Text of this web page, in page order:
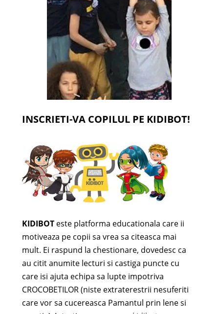
INSCRIETI-VA COPILUL PE KIDIBOT!
KIDIBOTeste platforma educationala care ii
motiveaza pe copii sa vrea sa citeasca mai
mult. Ei raspund la chestionare, dovedesc ca
au citit anumite lecturi si castiga puncte cu
care isi ajuta echipa sa lupte impotriva
CROCOBETILOR (niste extraterestrii nesuferiti
care vor sa cucereasca Pamantul prin lene si